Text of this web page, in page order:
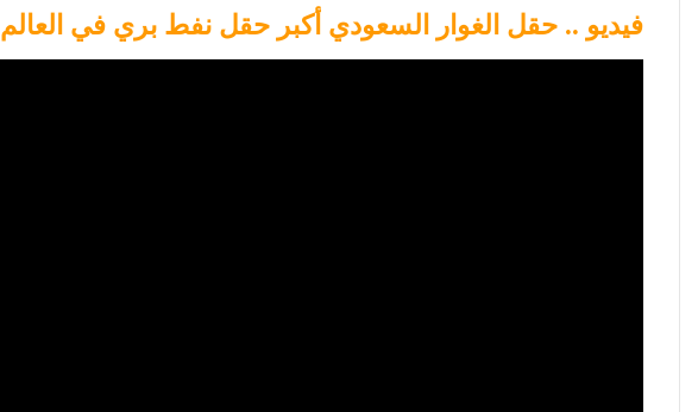
فيديو .. حقل الغوار السعودي أكبر حقل نفط بري في العالم